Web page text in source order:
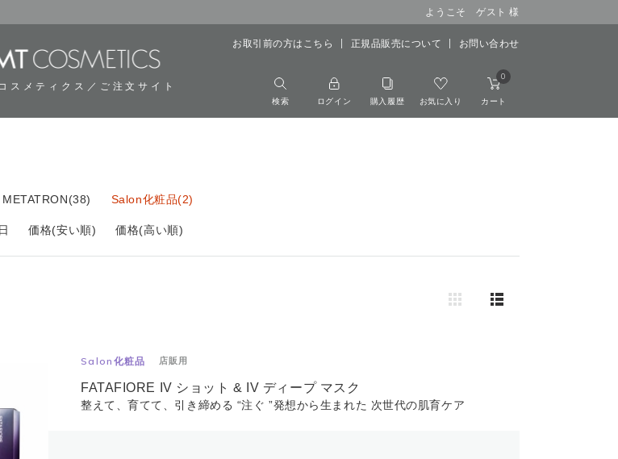
ようこそ ゲスト 様
スメティクス／ご注文サイト
お取引前の方はこちら 正規品販売について お問い合わせ
検索 ログイン 購入履歴 お気に入り カート
0
Salon化粧品(2)
価格(安い順) 価格(高い順)
Salon化粧品 店販用
FATAFIORE IV ショット & IV ディープ マスク
整えて、育てて、引き締める “注ぐ ”発想から生まれた 次世代の肌育ケア